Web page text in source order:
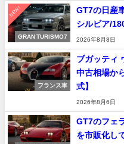
NEW!
GRAN TURISMO7
GT7の日産
シルビア/
2026年8月8日
フランス車
ブガッティ
中古相場か
式】
2026年8月6日
GT7のフェ
を市販化し